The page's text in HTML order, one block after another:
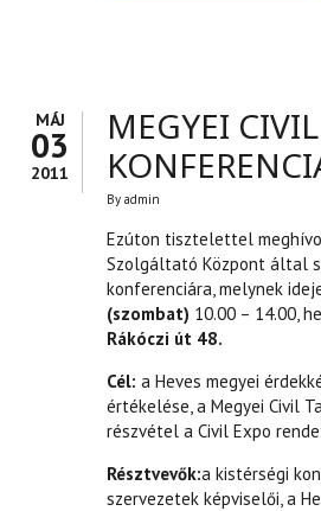
MÁJ
03
2011
MEGYEI CIVIL
By admin
Ezúton tisztelettel
Szolgáltató Központ által
konferenciára, melynek
(szombat) 10.00 – 14.00,
Rákóczi út 48.
Cél: a Heves megyei
értékelése, a Megyei Civil
részvétel a Civil Expo
Résztvevők:a kistérségi
szervezetek képviselői, a